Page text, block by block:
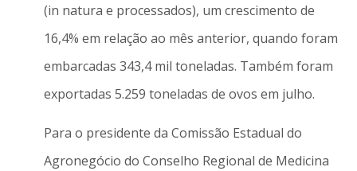
(in natura e processados), um crescimento de
16,4% em relação ao mês anterior, quando foram
embarcadas 343,4 mil toneladas. Também foram
exportadas 5.259 toneladas de ovos em julho.
Para o presidente da Comissão Estadual do
Agronegócio do Conselho Regional de Medicina